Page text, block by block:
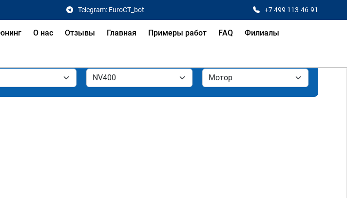
Telegram: EuroCT_bot +7 499 113-46-91
О нас Отзывы Главная Примеры работ FAQ Филиалы